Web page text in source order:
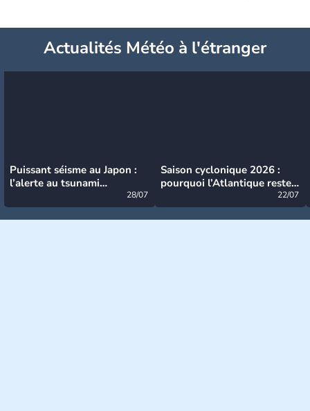
Actualités Météo à l'étranger
Puissant séisme au Japon :
l’alerte au tsunami
28/07
Saison cyclonique 2026 :
pourquoi l’Atlantique reste
22/07